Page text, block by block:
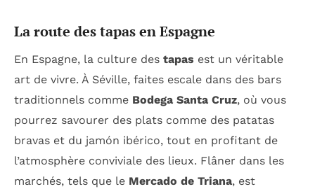
La route des tapas en Espagne
En Espagne, la culture des tapas est un véritable
art de vivre. À Séville, faites escale dans des bars
traditionnels comme Bodega Santa Cruz, où vous
pourrez savourer des plats comme des patatas
bravas et du jamón ibérico, tout en profitant de
l’atmosphère conviviale des lieux. Flâner dans les
marchés, tels que le Mercado de Triana, est